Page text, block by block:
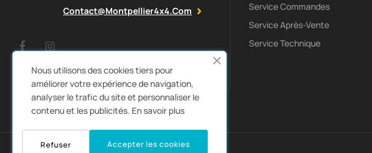
Contact@montpellier4x4.com
FacebookInstagram
Service Commandes
Service Après-Vente
Service Technique
0
Nous utilisons des cookies tiers pour
améliorer votre expérience de navigation,
analyser le trafic du site et personnaliser le
contenu et les publicités. En savoir plus
Accepter les cookies
Refuser